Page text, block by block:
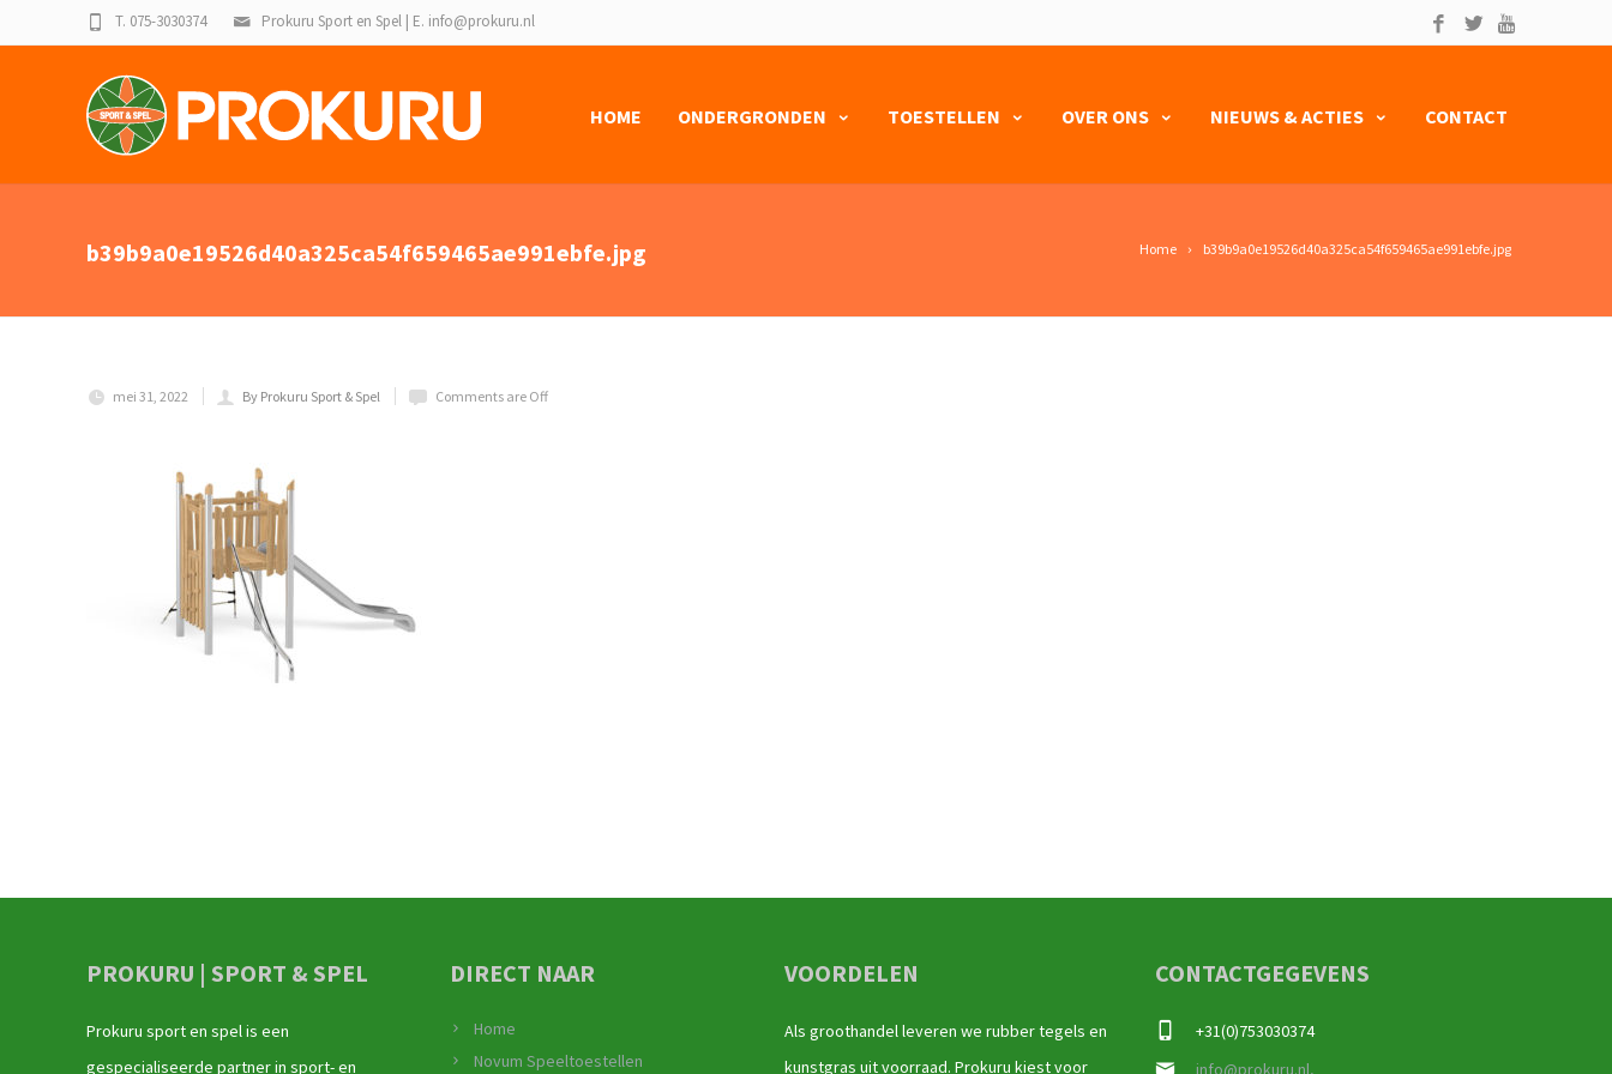
Prokuru Sport en Spel | E. info@prokuru.nl
T. 075-3030374
HOME ONDERGRONDEN TOESTELLEN OVER ONS NIEUWS & ACTIES CONTACT
Home b39b9a0e19526d40a325ca54f659465ae991ebfe.jpg
b39b9a0e19526d40a325ca54f659465ae991ebfe.jpg
mei 31, 2022 By Prokuru Sport & Spel Comments are Off
PROKURU | SPORT & SPEL
Prokuru sport en spel is een
gespecialiseerde partner in sport- en
DIRECT NAAR
Home
Novum Speeltoestellen
VOORDELEN
Als groothandel leveren we rubber tegels en
kunstgras uit voorraad. Prokuru kiest voor
CONTACTGEGEVENS
+31(0)753030374
info@prokuru.nl,